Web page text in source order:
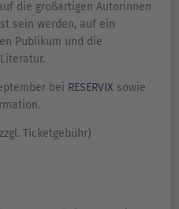
die großartigen Autorinnen
sein werden, auf ein
Publikum und die
bei RESERVIX sowie
Ticketgebühr)